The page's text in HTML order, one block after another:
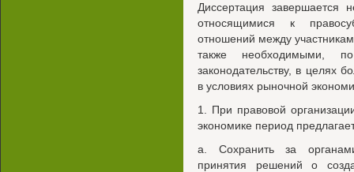
Диссертация завершается
относящимися к
отношений между
также необходимыми,
законодательству, в целях
в условиях рыночной
1. При правовой
экономике период
а. Сохранить за
принятия решений о